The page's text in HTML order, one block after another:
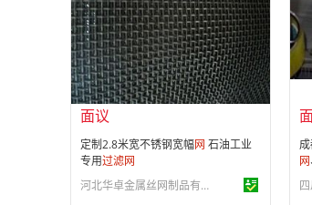
经营模式：生产制造
成立日期：2014-11-24
供应产品：199 条
面议
定制2.8米宽不锈钢宽幅网 石油工业
专用过滤网
河北华卓金属丝网制品有限公司
网